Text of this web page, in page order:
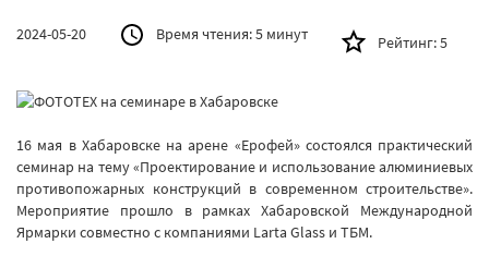
2024-05-20 Время чтения:5 минут Рейтинг:5
16 мая в Хабаровске на арене «Ерофей» состоялся практический
семинар на тему «Проектирование и использование алюминиевых
противопожарных конструкций в современном строительстве».
Мероприятие прошло в рамках Хабаровской Международной
Ярмарки совместно с компаниями Larta Glass и ТБМ.